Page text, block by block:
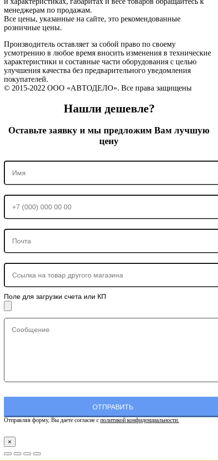
менеджерам по продажам.
Все цены, указанные на сайте, это рекомендованные
розничные цены.
Производитель оставляет за собой право по своему
усмотрению в любое время вносить изменения в технические
характеристики и составные части оборудования с целью
улучшения качества без предварительного уведомления
покупателей.
© 2015-2022 ООО «АВТОДЕЛО». Все права защищены
Нашли дешевле?
Оставьте заявку и мы предложим Вам лучшую
цену
Поле для загрузки счета или КП
Отправляя форму, Вы даете согласие с политикой конфиденциальности.
×